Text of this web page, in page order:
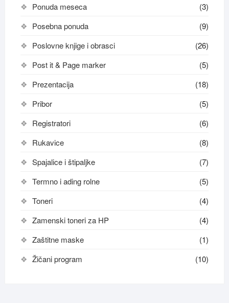
Ponuda meseca
(3)
Posebna ponuda
(9)
Poslovne knjige i obrasci
(26)
Post it & Page marker
(5)
Prezentacija
(18)
Pribor
(5)
Registratori
(6)
Rukavice
(8)
Spajalice i štipaljke
(7)
Termno i ading rolne
(5)
Toneri
(4)
Zamenski toneri za HP
(4)
Zaštitne maske
(1)
Žičani program
(10)